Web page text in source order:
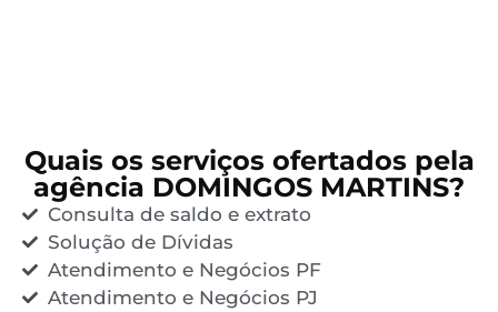
Quais os serviços ofertados pela
agência DOMINGOS MARTINS?
Consulta de saldo e extrato
Solução de Dívidas
Atendimento e Negócios PF
Atendimento e Negócios PJ